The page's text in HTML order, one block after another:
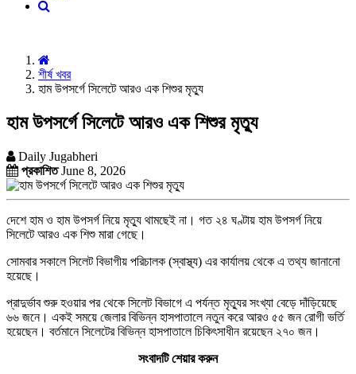
শীর্ষ খবর
হাম উপসর্গে সিলেটে আরও এক শিশুর মৃত্যু
হাম উপসর্গে সিলেটে আরও এক শিশুর মৃত্যু
Daily Jugabheri
প্রকাশিতJune 8, 2026
দেশে হাম ও হাম উপসর্গ নিয়ে মৃত্যু থামছেই না। গত ২৪ ঘণ্টায় হাম উপসর্গ নিয়ে
সিলেটে আরও এক শিশু মারা গেছে।
সোমবার সকালে সিলেট বিভাগীয় পরিচালক (স্বাস্থ্য) এর কার্যালয় থেকে এ তথ্য জানানো
হয়েছে।
প্রাদুর্ভাব শুরু হওয়ার পর থেকে সিলেট বিভাগে এ পর্যন্ত মৃত্যুর সংখ্যা বেড়ে দাঁড়িয়েছে
৬৬ জনে। একই সময়ে জেলার বিভিন্ন হাসপাতালে নতুন করে আরও ৫৫ জন রোগী ভর্তি
হয়েছেন। বর্তমানে সিলেটের বিভিন্ন হাসপাতালে চিকিৎসাধীন রয়েছেন ২৭০ জন।
সংবাদটি শেয়ার করুন